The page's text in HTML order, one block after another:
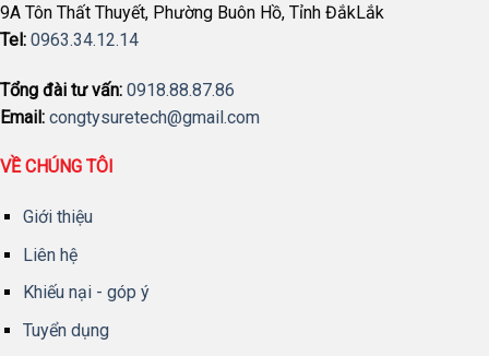
9A Tôn Thất Thuyết, Phường Buôn Hồ, Tỉnh ĐắkLắk
Tel: 0963.34.12.14
Tổng đài tư vấn: 0918.88.87.86
Email: congtysuretech@gmail.com
VỀ CHÚNG TÔI
Giới thiệu
Liên hệ
Khiếu nại - góp ý
Tuyển dụng